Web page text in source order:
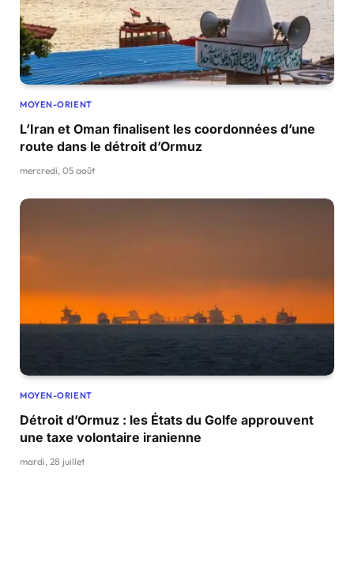
MOYEN-ORIENT
L’Iran et Oman finalisent les coordonnées d’une
route dans le détroit d’Ormuz
mercredi, 05 août
MOYEN-ORIENT
Détroit d’Ormuz : les États du Golfe approuvent
une taxe volontaire iranienne
mardi, 28 juillet